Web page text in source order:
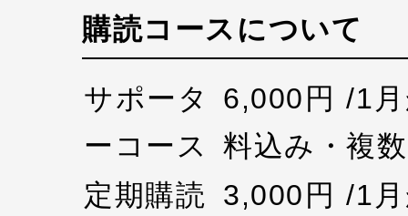
購読コースについて
サポータ
ーコース
6,000円 /1
料込み・複
定期購読 3,000円 /1